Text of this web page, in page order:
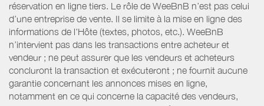
réservation en ligne tiers. Le rôle de WeeBnB n’est pas celui
d’une entreprise de vente. Il se limite à la mise en ligne des
informations de l'Hôte (textes, photos, etc.). WeeBnB
n’intervient pas dans les transactions entre acheteur et
vendeur ; ne peut assurer que les vendeurs et acheteurs
concluront la transaction et exécuteront ; ne fournit aucune
garantie concernant les annonces mises en ligne,
notamment en ce qui concerne la capacité des vendeurs,